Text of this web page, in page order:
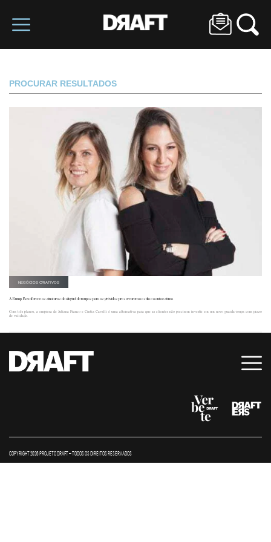
PROCURAR RESULTADOS
NEGÓCIOS CRIATIVOS
A Bump Box oferece assinaturas de aluguel de roupas para as grávidas preservarem o estilo e a autoestima
Com três planos, a empresa de Juliana Franco e Cintia Cavalli é uma alternativa para que as clientes não precisem investir em um novo guarda-roupa com prazo
de validade.
COPYRIGHT 2026 PROJETO DRAFT – TODOS OS DIREITOS RESERVADOS